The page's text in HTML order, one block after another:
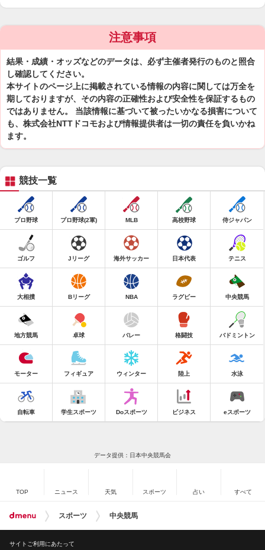
注意事項
結果・成績・オッズなどのデータは、必ず主催者発行のものと照合
し確認してください。
本サイトのページ上に掲載されている情報の内容に関しては万全を
期しておりますが、その内容の正確性および安全性を保証するもの
ではありません。 当該情報に基づいて被ったいかなる損害について
も、株式会社NTTドコモおよび情報提供者は一切の責任を負いかね
ます。
競技一覧
プロ野球 プロ野球(2軍) MLB 高校野球 侍ジャパン
ゴルフ Jリーグ 海外サッカー 日本代表 テニス
大相撲 Bリーグ NBA ラグビー 中央競馬
地方競馬 卓球 バレー 格闘技 バドミントン
モーター フィギュア ウィンター 陸上 水泳
自転車 学生スポーツ Doスポーツ ビジネス eスポーツ
データ提供：日本中央競馬会
TOP ニュース 天気 スポーツ 占い すべて
スポーツ 中央競馬
サイトご利用にあたって